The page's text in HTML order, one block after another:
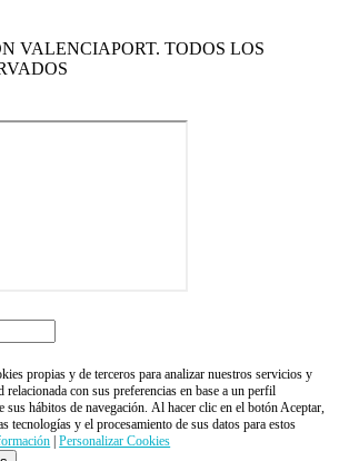
VALENCIAPORT. TODOS LOS
propias y de terceros para analizar nuestros servicios y
relacionada con sus preferencias en base a un perfil
sus hábitos de navegación. Al hacer clic en el botón Aceptar,
tecnologías y el procesamiento de sus datos para estos
|Personalizar Cookies